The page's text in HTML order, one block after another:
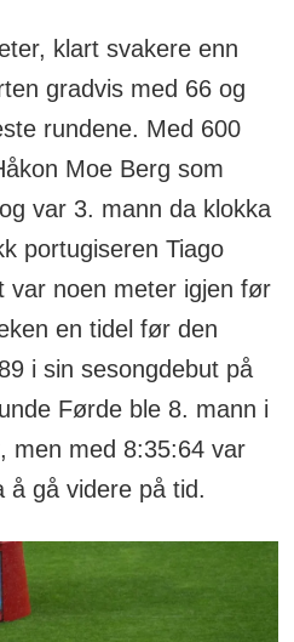
klart svakere enn
gradvis med 66 og
rundene. Med 600
Moe Berg som
var 3. mann da klokka
portugiseren Tiago
var noen meter igjen før
en tidel før den
i sin sesongdebut på
Førde ble 8. mann i
men med 8:35:64 var
å gå videre på tid.